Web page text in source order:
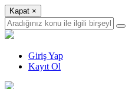
Kapat ×
Giriş Yap
Kayıt Ol